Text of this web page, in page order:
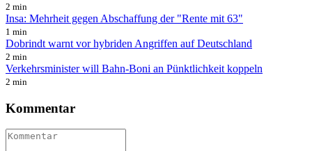
2 min
Insa: Mehrheit gegen Abschaffung der "Rente mit 63"
1 min
Dobrindt warnt vor hybriden Angriffen auf Deutschland
2 min
Verkehrsminister will Bahn-Boni an Pünktlichkeit koppeln
2 min
Kommentar